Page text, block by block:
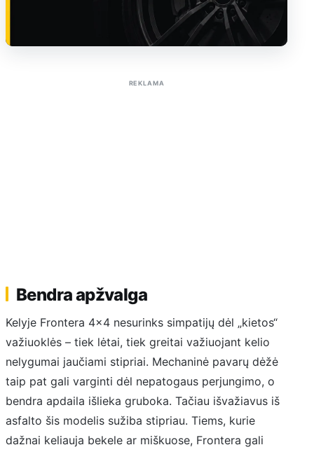
REKLAMA
Bendra apžvalga
Kelyje Frontera 4×4 nesurinks simpatijų dėl „kietos“
važiuoklės – tiek lėtai, tiek greitai važiuojant kelio
nelygumai jaučiami stipriai. Mechaninė pavarų dėžė
taip pat gali varginti dėl nepatogaus perjungimo, o
bendra apdaila išlieka gruboka. Tačiau išvažiavus iš
asfalto šis modelis sužiba stipriau. Tiems, kurie
dažnai keliauja bekele ar miškuose, Frontera gali